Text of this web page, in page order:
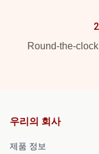
Round-the-
우리의 회사
제품 정보